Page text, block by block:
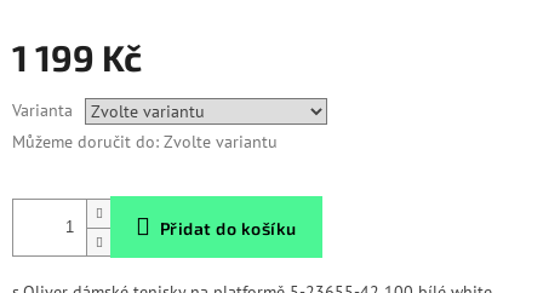
1 199 Kč
cena:
Varianta
Můžeme doručit do: Zvolte variantu
Přidat do košíku